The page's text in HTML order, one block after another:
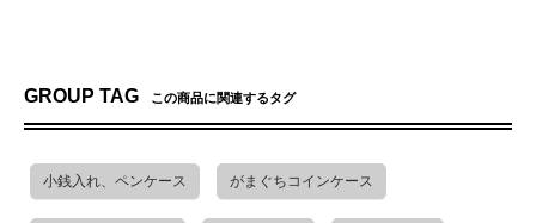
GROUP TAG この商品に関連するタグ
小銭入れ、ペンケース がまぐちコインケース